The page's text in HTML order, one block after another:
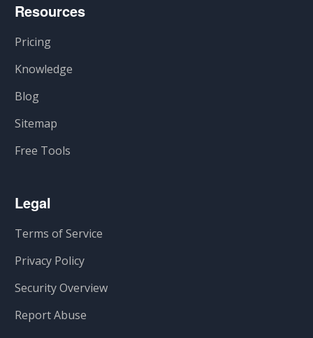
Resources
Pricing
Knowledge
Blog
Sitemap
Free Tools
Legal
Terms of Service
Privacy Policy
Security Overview
Report Abuse